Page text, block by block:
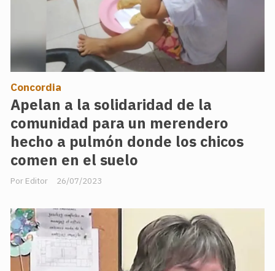
Apelan a la solidaridad de la
comunidad para un merendero
hecho a pulmón donde los chicos
comen en el suelo
Editor
Concordia
26/07/2023